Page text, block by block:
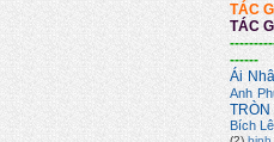
TÁC
TÁC
------
Ái
Anh
Bích Lê